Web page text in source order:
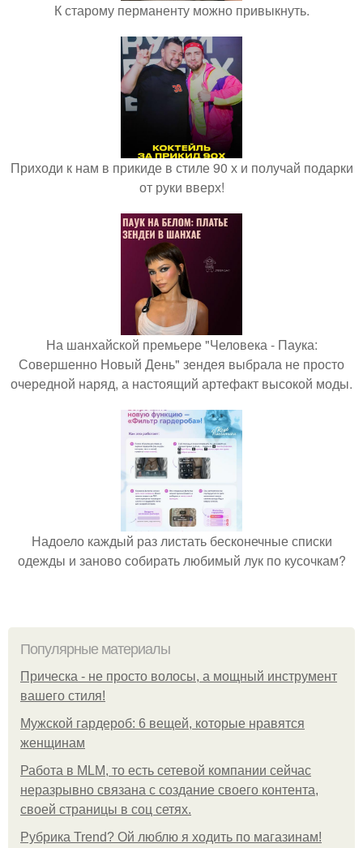
К старому перманенту можно привыкнуть.
Приходи к нам в прикиде в стиле 90 х и получай подарки
от руки вверх!
На шанхайской премьере "Человека - Паука:
Совершенно Новый День" зендея выбрала не просто
очередной наряд, а настоящий артефакт высокой моды.
Надоело каждый раз листать бесконечные списки
одежды и заново собирать любимый лук по кусочкам?
Популярные материалы
Прическа - не просто волосы, а мощный инструмент
вашего стиля!
Мужской гардероб: 6 вещей, которые нравятся
женщинам
Работа в MLM, то есть сетевой компании сейчас
неразрывно связана с создание своего контента,
своей страницы в соц сетях.
Рубрика Trend? Ой люблю я ходить по магазинам!